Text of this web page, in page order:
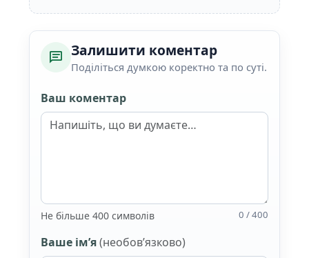
Залишити коментар
Поділіться думкою коректно та по суті.
Ваш коментар
Не більше 400 символів 0 / 400
Ваше ім’я(необов’язково)